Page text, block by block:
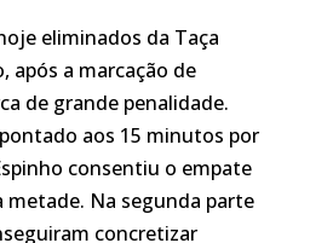
eliminados da Taça
após a marcação de
de grande penalidade.
aos 15 minutos por
consentiu o empate
metade. Na segunda parte
concretizar